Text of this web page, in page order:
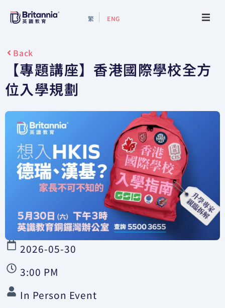
繁 ENG
Events
Study Guide
Study Info
Services
Contact Us
Back
【專題講座】香港國際學校全方
位入學規劃
2026-05-30
3:00 PM
In Person Event